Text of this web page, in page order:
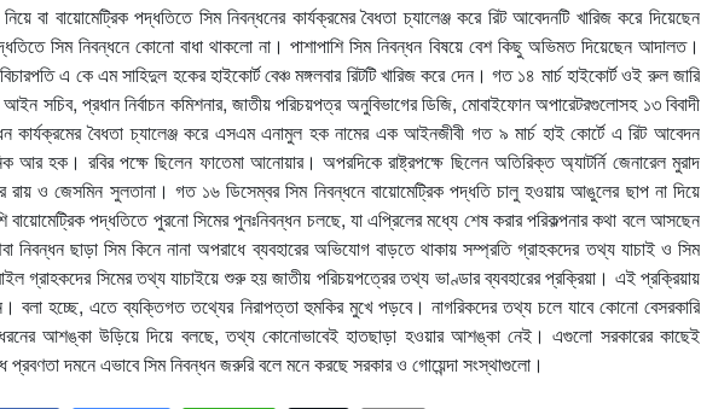
বা বায়োমেট্রিক পদ্ধতিতে সিম নিবন্ধনের কার্যক্রমের বৈধতা চ্যালেঞ্জ করে রিট আবেদনটি খারিজ করে দিয়েছেন
সিম নিবন্ধনে কোনো বাধা থাকলো না। পাশাপাশি সিম নিবন্ধন বিষয়ে বেশ কিছু অভিমত দিয়েছেন আদালত।
এ কে এম সাহিদুল হকের হাইকোর্ট বেঞ্চ মঙ্গলবার রিটটি খারিজ করে দেন। গত ১৪ মার্চ হাইকোর্ট ওই রুল জারি
আইন সচিব, প্রধান নির্বাচন কমিশনার, জাতীয় পরিচয়পত্র অনুবিভাগের ডিজি, মোবাইফোন অপারেটরগুলোসহ ১৩ বিবাদী
কার্যক্রমের বৈধতা চ্যালেঞ্জ করে এসএম এনামুল হক নামের এক আইনজীবী গত ৯ মার্চ হাই কোর্টে এ রিট আবেদন
আর হক। রবির পক্ষে ছিলেন ফাতেমা আনোয়ার। অপরদিকে রাষ্ট্রপক্ষে ছিলেন অতিরিক্ত অ্যাটর্নি জেনারেল মুরাদ
রায় ও জেসমিন সুলতানা। গত ১৬ ডিসেম্বর সিম নিবন্ধনে বায়োমেট্রিক পদ্ধতি চালু হওয়ায় আঙুলের ছাপ না দিয়ে
পদ্ধতিতে পুরনো সিমের পুনঃনিবন্ধন চলছে, যা এপ্রিলের মধ্যে শেষ করার পরিকল্পনার কথা বলে আসছেন
নিবন্ধন ছাড়া সিম কিনে নানা অপরাধে ব্যবহারের অভিযোগ বাড়তে থাকায় সম্প্রতি গ্রাহকদের তথ্য যাচাই ও সিম
গ্রাহকদের সিমের তথ্য যাচাইয়ে শুরু হয় জাতীয় পরিচয়পত্রের তথ্য ভাণ্ডার ব্যবহারের প্রক্রিয়া। এই প্রক্রিয়ায়
হচ্ছে, এতে ব্যক্তিগত তথ্যের নিরাপত্তা হুমকির মুখে পড়বে। নাগরিকদের তথ্য চলে যাবে কোনো বেসরকারি
আশঙ্কা উড়িয়ে দিয়ে বলছে, তথ্য কোনোভাবেই হাতছাড়া হওয়ার আশঙ্কা নেই। এগুলো সরকারের কাছেই
দমনে এভাবে সিম নিবন্ধন জরুরি বলে মনে করছে সরকার ও গোয়েন্দা সংস্থাগুলো।